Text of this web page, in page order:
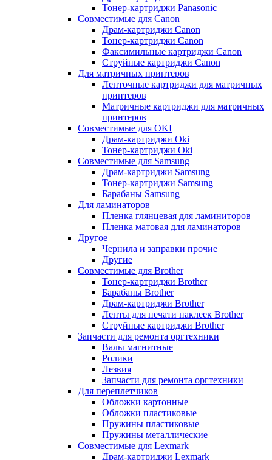
Тонер-картриджи Panasonic
Совместимые для Canon
Драм-картриджи Canon
Тонер-картриджи Canon
Факсимильные картриджи Canon
Струйные картриджи Canon
Для матричных принтеров
Ленточные картриджи для матричных
принтеров
Матричные картриджи для матричных
принтеров
Совместимые для OKI
Драм-картриджи Oki
Тонер-картриджи Oki
Совместимые для Samsung
Драм-картриджи Samsung
Тонер-картриджи Samsung
Барабаны Samsung
Для ламинаторов
Пленка глянцевая для ламиниторов
Пленка матовая для ламинаторов
Другое
Чернила и заправки прочие
Другие
Совместимые для Brother
Тонер-картриджи Brother
Барабаны Brother
Драм-картриджи Brother
Ленты для печати наклеек Brother
Струйные картриджи Brother
Запчасти для ремонта оргтехники
Валы магнитные
Ролики
Лезвия
Запчасти для ремонта оргтехники
Для переплетчиков
Обложки картонные
Обложки пластиковые
Пружины пластиковые
Пружины металлические
Совместимые для Lexmark
Драм-картриджи Lexmark